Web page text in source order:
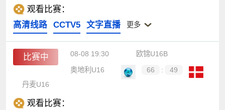
观看比赛：
高清线路
CCTV5 文字直播 更多
比赛中 08-08 19:30
欧锦U16B
奥地利U16
66 :
49
丹麦U16
观看比赛：